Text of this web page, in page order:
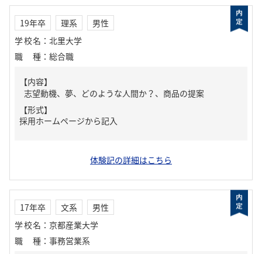
19年卒 理系
男性
学校名 ： 北里大学
職種 ： 総合職
【内容】
志望動機、夢、どのような人間か？、商品の提案
【形式】
採用ホームページから記入
体験記の詳細はこちら
17年卒 文系
男性
学校名 ： 京都産業大学
職種 ： 事務営業系